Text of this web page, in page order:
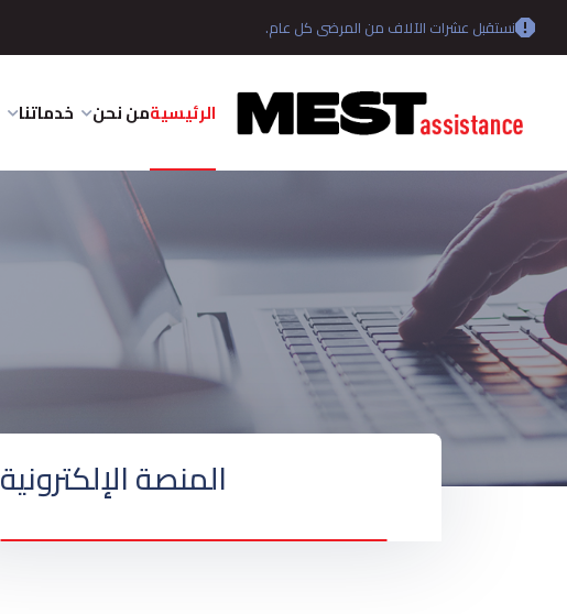
نستقبل عشرات الآلاف من المرضى كل عام.
الرئيسيةمن نحن خدماتنا
المنصة الإلكترونية